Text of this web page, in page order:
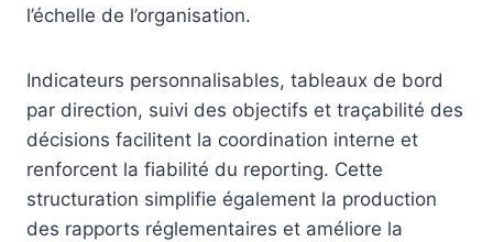
l’échelle de l’organisation.
Indicateurs personnalisables, tableaux de bord
par direction, suivi des objectifs et traçabilité des
décisions facilitent la coordination interne et
renforcent la fiabilité du reporting. Cette
structuration simplifie également la production
des rapports réglementaires et améliore la